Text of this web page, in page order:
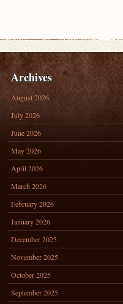
Archives
August 2026
July 2026
June 2026
May 2026
April 2026
March 2026
February 2026
January 2026
December 2025
November 2025
October 2025
September 2025